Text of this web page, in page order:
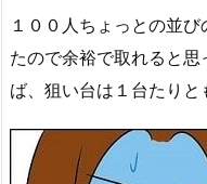
１００人ちょっとの並
たので余裕で取れると
ば、狙い台は１台たりと